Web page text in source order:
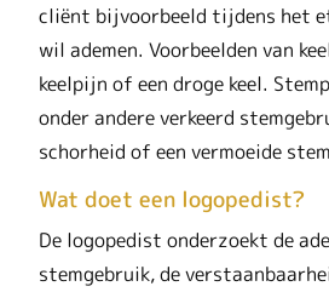
cliënt bijvoorbeeld tijdens het
wil ademen. Voorbeelden van
keelpijn of een droge keel.
onder andere verkeerd
schorheid of een vermoeide
Wat doet een logopedist?
De logopedist onderzoekt de
stemgebruik, de